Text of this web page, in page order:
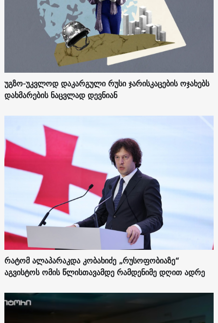
უგზო-უკვლოდ დაკარგული რუსი ჯარისკაცების ოჯახებს
დახმარების ნაცვლად დევნიან
რატომ ალაპარაკდა კობახიძე „რუსოფობიაზე“
აგვისტოს ომის წლისთავამდე რამდენიმე დღით ადრე